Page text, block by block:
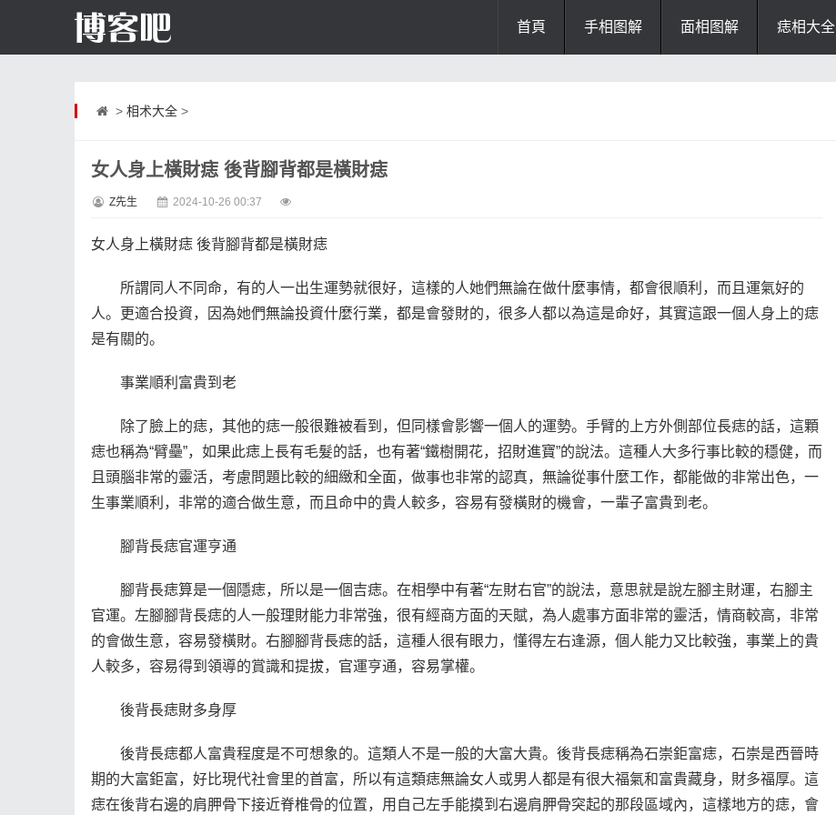
首頁 手相图解 面相图解 痣相大全
> 相术大全>
女人身上橫財痣 後背腳背都是橫財痣
Z先生 2024-10-26 00:37
女人身上橫財痣 後背腳背都是橫財痣
所謂同人不同命，有的人一出生運勢就很好，這樣的人她們無論在做什麼事情，都會很順利，而且運氣好的
人。更適合投資，因為她們無論投資什麼行業，都是會發財的，很多人都以為這是命好，其實這跟一個人身上的痣
是有關的。
事業順利富貴到老
除了臉上的痣，其他的痣一般很難被看到，但同樣會影響一個人的運勢。手臂的上方外側部位長痣的話，這顆
痣也稱為“臂壘”，如果此痣上長有毛髮的話，也有著“鐵樹開花，招財進寶”的說法。這種人大多行事比較的穩健，而
且頭腦非常的靈活，考慮問題比較的細緻和全面，做事也非常的認真，無論從事什麼工作，都能做的非常出色，一
生事業順利，非常的適合做生意，而且命中的貴人較多，容易有發橫財的機會，一輩子富貴到老。
腳背長痣官運亨通
腳背長痣算是一個隱痣，所以是一個吉痣。在相學中有著“左財右官”的說法，意思就是說左腳主財運，右腳主
官運。左腳腳背長痣的人一般理財能力非常強，很有經商方面的天賦，為人處事方面非常的靈活，情商較高，非常
的會做生意，容易發橫財。右腳腳背長痣的話，這種人很有眼力，懂得左右逢源，個人能力又比較強，事業上的貴
人較多，容易得到領導的賞識和提拔，官運亨通，容易掌權。
後背長痣財多身厚
後背長痣都人富貴程度是不可想象的。這類人不是一般的大富大貴。後背長痣稱為石崇鉅富痣，石崇是西晉時
期的大富鉅富，好比現代社會里的首富，所以有這類痣無論女人或男人都是有很大福氣和富貴藏身，財多福厚。這
痣在後背右邊的肩胛骨下接近脊椎骨的位置，用自己左手能摸到右邊肩胛骨突起的那段區域內，這樣地方的痣，會